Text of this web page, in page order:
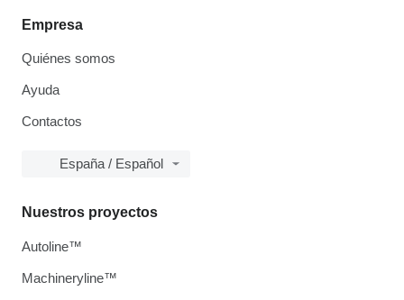
Empresa
Quiénes somos
Ayuda
Contactos
España / Español
Nuestros proyectos
Autoline™
Machineryline™